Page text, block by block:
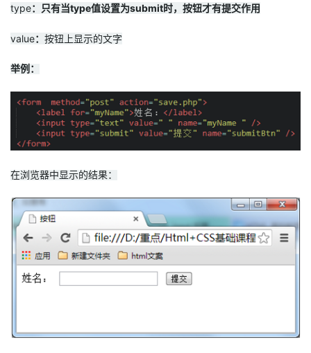
type：只有当type值设置为submit时，按钮才有提交作用
value： 按钮上显示的文字
举例：
在浏览器中显示的结果：